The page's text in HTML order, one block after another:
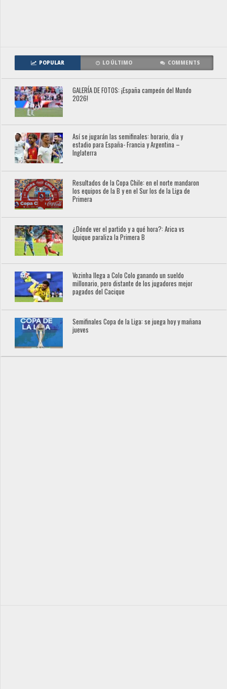
POPULAR LO ÚLTIMO COMMENTS
GALERÍA DE FOTOS: ¡España campeón del Mundo
2026!
Así se jugarán las semifinales: horario, día y
estadio para España- Francia y Argentina –
Inglaterra
Resultados de la Copa Chile: en el norte mandaron
los equipos de la B y en el Sur los de la Liga de
Primera
¿Dónde ver el partido y a qué hora?: Arica vs
Iquique paraliza la Primera B
Vozinha llega a Colo Colo ganando un sueldo
millonario, pero distante de los jugadores mejor
pagados del Cacique
Semifinales Copa de la Liga: se juega hoy y mañana
jueves